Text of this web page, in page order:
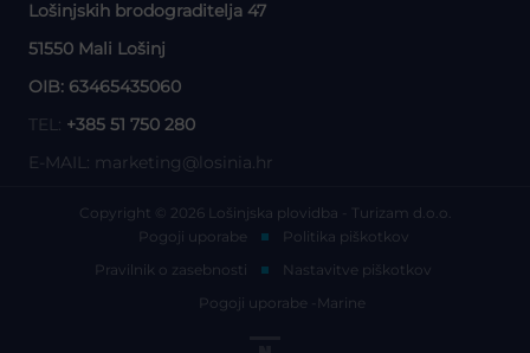
Lošinjskih brodograditelja 47
51550 Mali Lošinj
OIB: 63465435060
TEL: +385 51 750 280
E-MAIL: marketing@losinia.hr
Copyright © 2026 Lošinjska plovidba - Turizam d.o.o.
Pogoji uporabe
Politika piškotkov
Pravilnik o zasebnosti
Nastavitve piškotkov
Pogoji uporabe -Marine